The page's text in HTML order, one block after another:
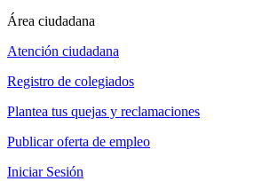
Área ciudadana
Atención ciudadana
Registro de colegiados
Plantea tus quejas y reclamaciones
Publicar oferta de empleo
Iniciar Sesión